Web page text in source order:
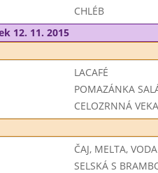
CHLÉB
12. 11. 2015
LACAFÉ
POMAZÁNKA
CELOZRNNÁ VEKA
ČAJ, MELTA, VODA
SELSKÁ S